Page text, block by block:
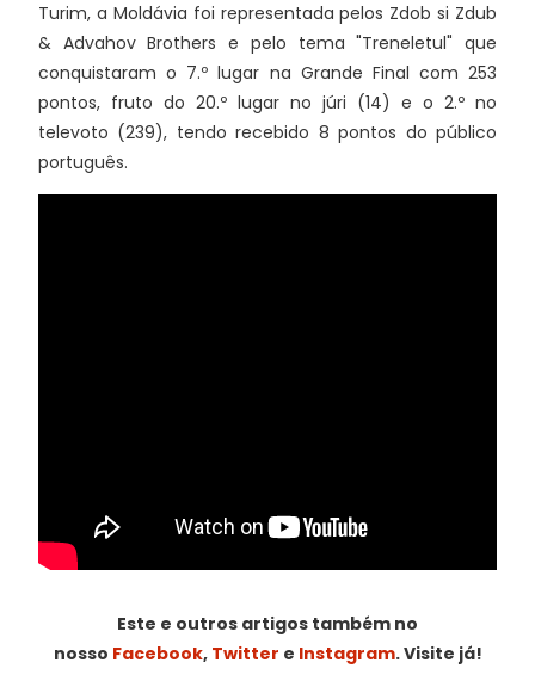
Turim, a Moldávia foi representada pelos Zdob si Zdub
& Advahov Brothers e pelo tema "Treneletul" que
conquistaram o 7.º lugar na Grande Final com 253
pontos, fruto do 20.º lugar no júri (14) e o 2.º no
televoto (239), tendo recebido 8 pontos do público
português.
Este e outros artigos também no
nosso Facebook, Twitter e Instagram. Visite já!